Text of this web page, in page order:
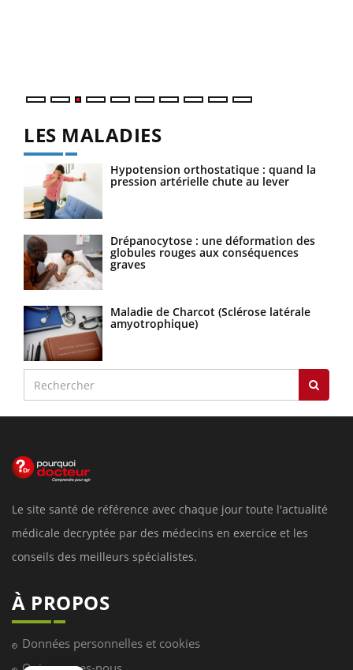
LES MALADIES
Hypotension orthostatique : quand la
pression artérielle chute au lever
Drépanocytose : une déformation des
globules rouges aux conséquences
graves
Maladie de Charcot (Sclérose latérale
amyotrophique)
Le site santé de référence avec chaque jour toute l'actualité
médicale decryptée par des médecins en exercice et les
conseils des meilleurs spécialistes.
À PROPOS
Données personnelles et cookies